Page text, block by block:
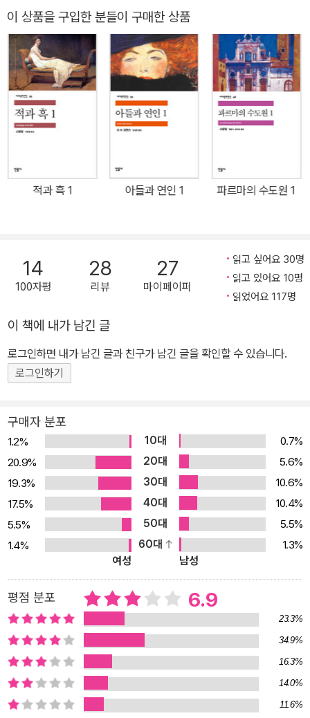
계, 성역할을 둘러싼 갈등과 혼란을 예리하게 포착하며 당대 미국 사
회를 입체적으로 조명한 역작이다. 여성운동에 투신한 올리브 챈슬러
와 버리나 태런트, 보수적인 가치관을 지닌 변호사 배질 랜섬이 이루
는 삼각관계를 통해 동성애와 이성애가 각축하는 욕망의 역학, 젠더
질서의 변화 가능성 등을 그려냈다는 점에서 시대를 앞선 통찰이 담
긴 작품으로 재평가되며 오늘날 더욱 주목받고 있다.
서로는 『나르시시즘의 문화』, 『아메리칸』, 『나사의 회전』, 『일탈의 미
학－오스카 와일드 문학예술 비평선』(공역), 그리고 강석경의 소설
『가까운 골짜기』를 영어로 옮긴 『The Valley Nearby』가 있다. 현
재 경주(慶州)에 거주하고 있다.
이 상품을 구입한 분들이 구매한 상품
적과 흑 1 아들과 연인 1 파르마의 수도원 1
14
100자평
28
리뷰
27
마이페이퍼
읽고 싶어요 30명
읽고 있어요 10명
읽었어요 117명
이 책에 내가 남긴 글
로그인하면 내가 남긴 글과 친구가 남긴 글을 확인할 수 있습니다.
로그인하기
구매자 분포
1.2% 10대
0.7%
20.9%
20대
5.6%
19.3%
30대
10.6%
17.5%
40대
10.4%
5.5%
50대
5.5%
1.4%
60대
1.3%
여성
남성
평점 분포 6.9
23.3%
34.9%
16.3%
14.0%
11.6%